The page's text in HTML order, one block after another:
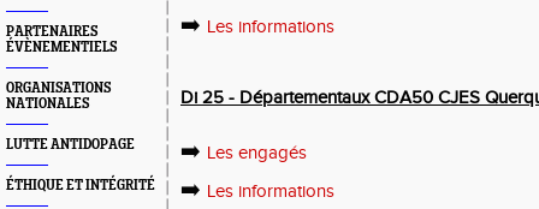
PARTENAIRES
ÉVÈNEMENTIELS
ORGANISATIONS
NATIONALES
LUTTE ANTIDOPAGE
ÉTHIQUE ET INTÉGRITÉ
➡️ Les informations
Di 25 - Départementaux CDA50 CJES
➡️ Les engagés
➡️ Les informations